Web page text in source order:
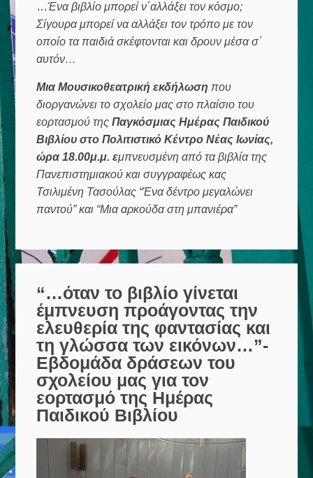
…Ένα βιβλίο μπορεί ν΄αλλάξει τον κόσμο;
Σίγουρα μπορεί να αλλάξει τον τρόπο με τον
οποίο τα παιδιά σκέφτονται και δρουν μέσα σ΄
αυτόν…
Μια Μουσικοθεατρική εκδήλωση που
διοργανώνει το σχολείο μας στο πλαίσιο του
εορτασμού τηςΠαγκόσμιας Ημέρας Παιδικού
Βιβλίου στο Πολιτιστικό Κέντρο Νέας Ιωνίας,
ώρα 18.00μ.μ. εμπνευσμένη από τα βιβλία της
Πανεπιστημιακού και συγγραφέως κας
Τσιλιμένη Τασούλας “Ένα δέντρο μεγαλώνει
παντού” και “Μια αρκούδα στη μπανιέρα”
“…όταν το βιβλίο γίνεται
έμπνευση προάγοντας την
ελευθερία της φαντασίας και
τη γλώσσα των εικόνων…”-
Εβδομάδα δράσεων του
σχολείου μας για τον
εορτασμό της Ημέρας
Παιδικού Βιβλίου